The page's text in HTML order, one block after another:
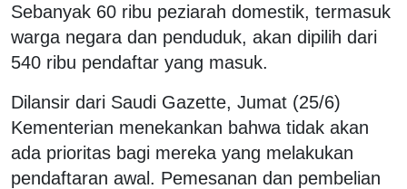
Sebanyak 60 ribu peziarah domestik, termasuk
warga negara dan penduduk, akan dipilih dari
540 ribu pendaftar yang masuk.
Dilansir dari Saudi Gazette, Jumat (25/6)
Kementerian menekankan bahwa tidak akan
ada prioritas bagi mereka yang melakukan
pendaftaran awal. Pemesanan dan pembelian